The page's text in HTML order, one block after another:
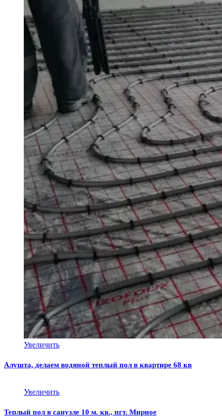
Увеличить
Алушта, делаем водяной теплый пол в квартире 68 кв
Увеличить
Теплый пол в санузле 10 м. кв., пгт. Мирное